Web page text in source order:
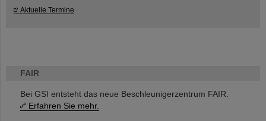
FAIR
Bei GSI entsteht das neue Beschleunigerzentrum FAIR.
Erfahren Sie mehr.
Aktuelle Termine